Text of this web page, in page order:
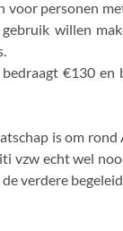
voor personen
willen
€130
is om
vzw echt wel
verdere